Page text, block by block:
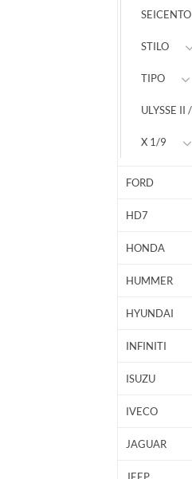
SEICENTO
STILO
TIPO
ULYSSE
X 1/9
FORD
HD7
HONDA
HUMMER
HYUNDAI
INFINITI
ISUZU
IVECO
JAGUAR